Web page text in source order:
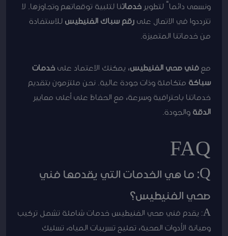
ونسعى دائماً لتطوير خدماتنا لتلبية توقعاتهم وتجاوزها. لا
تترددوا في الاتصال على رقم سباك الفنيطيس للاستفادة
من خدماتنا المتميزة.
مع فني صحي الفنيطيس، يمكنك الاعتماد على خدمات
سباكة متكاملة وذات جودة عالية. نحن ملتزمون بتقديم
خدماتنا باحترافية وسرعة، مع الحفاظ على أعلى معايير
الدقة والجودة.
FAQ
Q: ما هي الخدمات التي يقدمها فني
صحي الفنيطيس؟
A: يقدم فني صحي الفنيطيس خدمات شاملة تشمل تركيب
وصيانة الأدوات الصحية، تصليح تسريبات المياه، تسليك